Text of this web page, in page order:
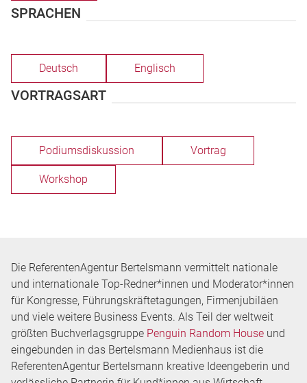
SPRACHEN
Deutsch Englisch
VORTRAGSART
Podiumsdiskussion Vortrag
Workshop
Die ReferentenAgentur Bertelsmann vermittelt nationale
und internationale Top-Redner*innen und Moderator*innen
für Kongresse, Führungskräftetagungen, Firmenjubiläen
und viele weitere Business Events. Als Teil der weltweit
größten Buchverlagsgruppe Penguin Random House und
eingebunden in das Bertelsmann Medienhaus ist die
ReferentenAgentur Bertelsmann kreative Ideengeberin und